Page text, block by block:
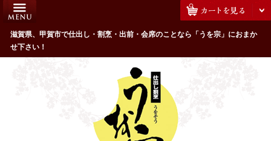
滋賀県、甲賀市で仕出し・割烹・出前・会席のことなら「うを宗」におまか
せ下さい！
HOME
うを宗のこだわり
配達エリア・注文方法